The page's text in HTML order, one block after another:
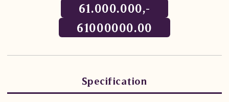
61.000.000,-
61000000.00
Specification